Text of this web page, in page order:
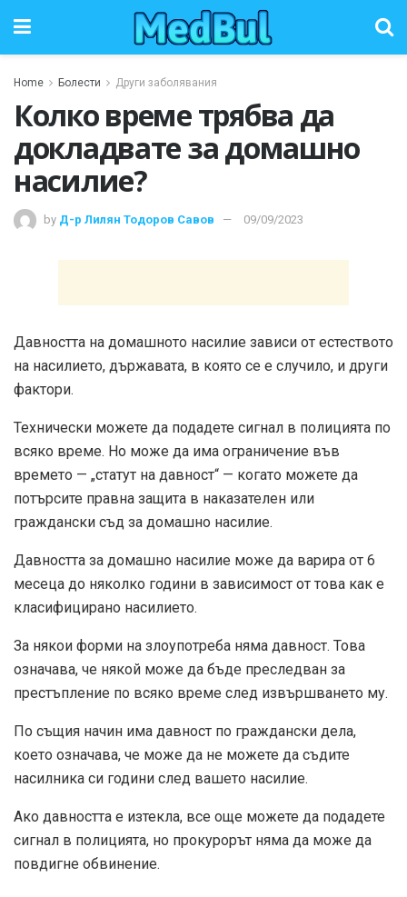
Home Болести Други заболявания
Колко време трябва да
докладвате за домашно
насилие?
by Д-р Лилян Тодоров Савов 09/09/2023
Давността на домашното насилие зависи от естеството
на насилието, държавата, в която се е случило, и други
фактори.
Технически можете да подадете сигнал в полицията по
всяко време. Но може да има ограничение във
времето — „статут на давност“ — когато можете да
потърсите правна защита в наказателен или
граждански съд за домашно насилие.
Давността за домашно насилие може да варира от 6
месеца до няколко години в зависимост от това как е
класифицирано насилието.
За някои форми на злоупотреба няма давност. Това
означава, че някой може да бъде преследван за
престъпление по всяко време след извършването му.
По същия начин има давност по граждански дела,
което означава, че може да не можете да съдите
насилника си години след вашето насилие.
Ако давността е изтекла, все още можете да подадете
сигнал в полицията, но прокурорът няма да може да
повдигне обвинение.